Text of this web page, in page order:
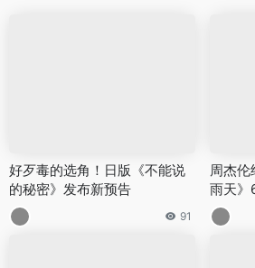
好歹毒的选角！日版《不能说
的秘密》发布新预告
91
周杰伦
雨天》